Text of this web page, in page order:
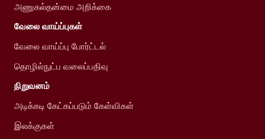
அணுகல்தன்மை அறிக்கை
வேலை வாய்ப்புகள்
வேலை வாய்ப்பு போர்ட்டல்
தொழில்நுட்ப வலைப்பதிவு
நிறுவனம்
அடிக்கடி கேட்கப்படும் கேள்விகள்
இலக்குகள்